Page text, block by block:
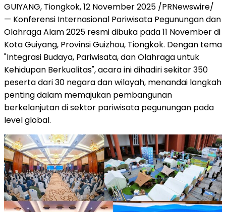
GUIYANG, Tiongkok,12 November 2025 /PRNewswire/
— Konferensi Internasional Pariwisata Pegunungan dan
Olahraga Alam 2025 resmi dibuka pada 11 November di
Kota Guiyang, Provinsi Guizhou, Tiongkok. Dengan tema
"Integrasi Budaya, Pariwisata, dan Olahraga untuk
Kehidupan Berkualitas", acara ini dihadiri sekitar 350
peserta dari 30 negara dan wilayah, menandai langkah
penting dalam memajukan pembangunan
berkelanjutan di sektor pariwisata pegunungan pada
level global.